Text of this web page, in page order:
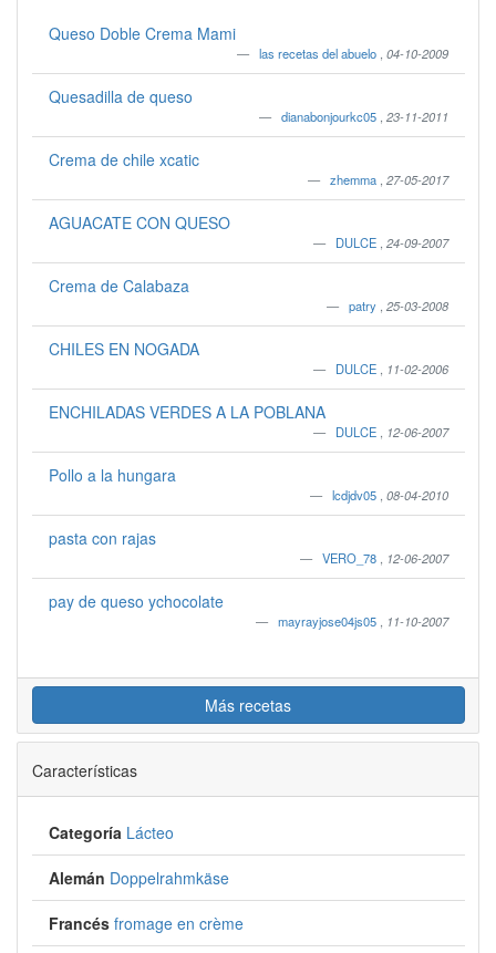
Queso Doble Crema Mami
las recetas del abuelo 04-10-2009
Quesadilla de queso
dianabonjourkc05 23-11-2011
Crema de chile xcatic
zhemma 27-05-2017
AGUACATE CON QUESO
DULCE 24-09-2007
Crema de Calabaza
patry 25-03-2008
CHILES EN NOGADA
DULCE 11-02-2006
ENCHILADAS VERDES A LA POBLANA
DULCE 12-06-2007
Pollo a la hungara
lcdjdv05 08-04-2010
pasta con rajas
VERO_78 12-06-2007
pay de queso ychocolate
mayrayjose04js05 11-10-2007
Más recetas
Características
Categoría Lácteo
Alemán Doppelrahmkäse
Francés fromage en crème